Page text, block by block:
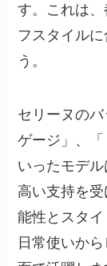
す。これは
フスタイル
う。
セリーヌの
ゲージ」、
いったモデ
高い支持を
能性とスタイ
日常使いか